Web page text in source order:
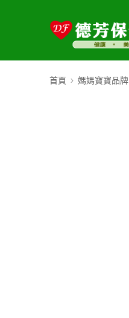
首頁 媽媽寶寶品牌